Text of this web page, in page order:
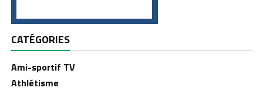
CATÉGORIES
Ami-sportif TV
Athlétisme